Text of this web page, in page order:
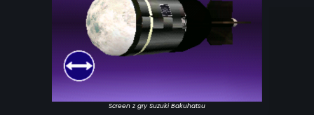
Screen z gry Suzuki Bakuhatsu